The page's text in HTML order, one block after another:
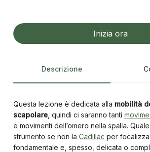
Inizia ora
Descrizione
Questa lezione è dedicata alla mobilità
scapolare, quindi ci saranno tanti
e movimenti dell’omero nella spalla.
strumento se non la Cadillac per
fondamentale e, spesso, delicata o